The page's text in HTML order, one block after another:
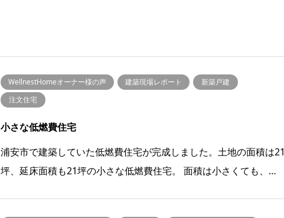
WellnestHomeオーナー様の声 建築現場レポート
新築戸建
注文住宅
小さな低燃費住宅
浦安市で建築していた低燃費住宅が完成しました。土地の面積は21
坪、延床面積も21坪の小さな低燃費住宅。 面積は小さくても、…